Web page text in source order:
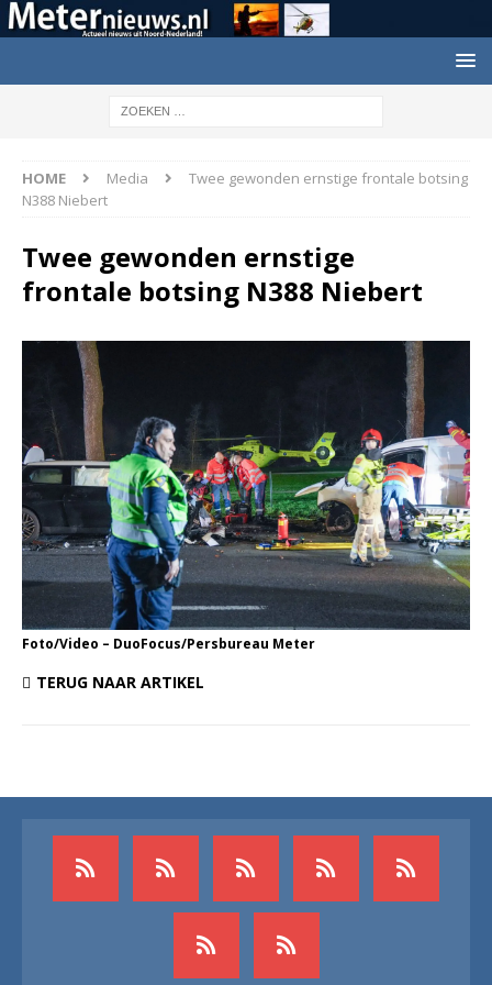
HOME Media
Twee gewonden ernstige frontale botsing
N388 Niebert
Twee gewonden ernstige
frontale botsing N388 Niebert
Foto/Video – DuoFocus/Persbureau Meter
TERUG NAAR ARTIKEL